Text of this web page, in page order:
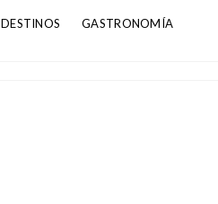
DESTINOS GASTRONOMÍA